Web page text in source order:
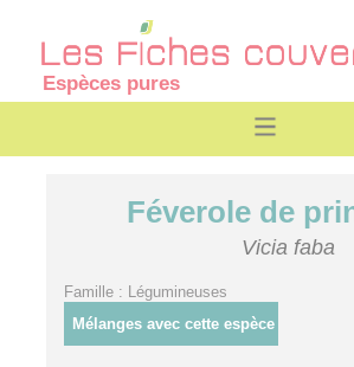
Espèces pures
Féverole de
Vicia faba
Famille : Légumineuses